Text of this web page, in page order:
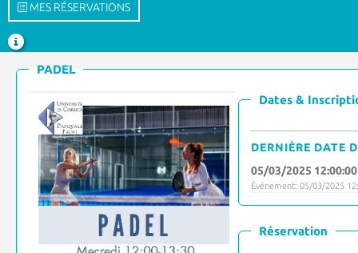
MES RÉSERVATIONS
PADEL
Dates &
DERNIÈRE DATE
05/03/2025 12:00:00
Événement: 05/03/2025
Réservation